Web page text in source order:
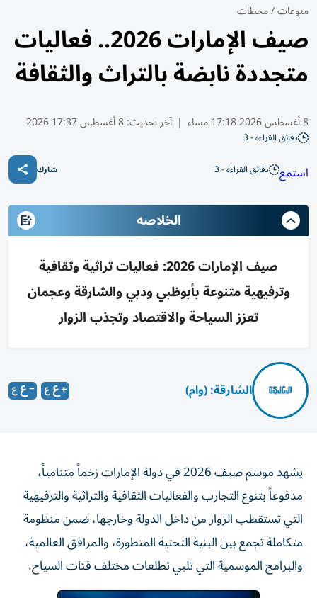
منوعات/محطات
صيف الإمارات 2026.. فعاليات
متجددة نابضة بالتراث والثقافة
8 أغسطس 2026 17:18 مساء | آخر تحديث:8 أغسطس 17:37 2026
دقائق القراءة - 3
استمع دقائق القراءة - 3 شارك
الخلاصه
صيف الإمارات 2026: فعاليات تراثية وثقافية
وترفيهية متنوعة بأبوظبي ودبي والشارقة وعجمان
تعزز السياحة والاقتصاد وتجذب الزوار
الشارقة: (وام)
يشهد موسم صيف 2026 في دولة الإمارات زخماً متنامياً،
مدفوعاً بتنوع التجارب والفعاليات الثقافية والتراثية والترفيهية
التي تستقطب الزوار من داخل الدولة وخارجها، ضمن منظومة
متكاملة تجمع بين البنية التحتية المتطورة، والمرافق العالمية،
والبرامج الموسمية التي تلبي تطلعات مختلف فئات السياح.